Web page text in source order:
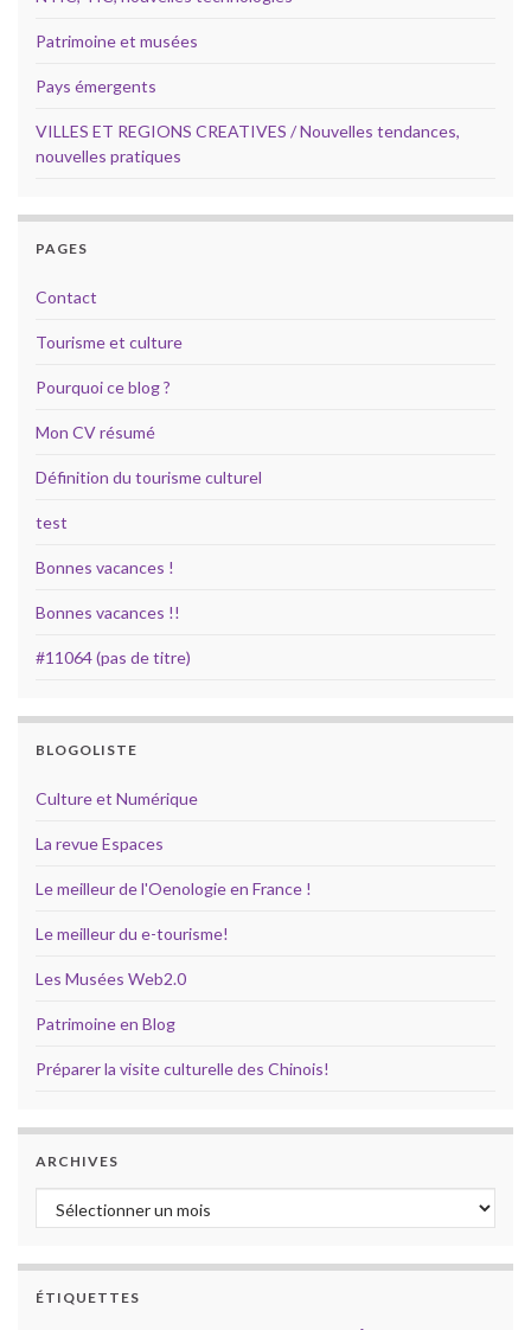
Patrimoine et musées
Pays émergents
VILLES ET REGIONS CREATIVES / Nouvelles tendances,
nouvelles pratiques
PAGES
Contact
Tourisme et culture
Pourquoi ce blog ?
Mon CV résumé
Définition du tourisme culturel
test
Bonnes vacances !
Bonnes vacances !!
#11064 (pas de titre)
BLOGOLISTE
Culture et Numérique
La revue Espaces
Le meilleur de l'Oenologie en France !
Le meilleur du e-tourisme!
Les Musées Web2.0
Patrimoine en Blog
Préparer la visite culturelle des Chinois!
ARCHIVES
Archives
ÉTIQUETTES